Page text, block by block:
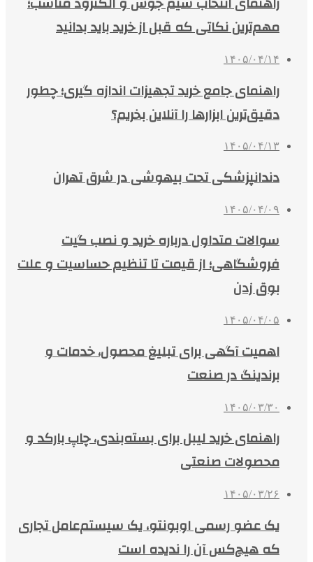
مهم‌ترین نکاتی که قبل از خرید باید بدانید
۱۴۰۵/۰۴/۱۴
راهنمای جامع خرید تجهیزات اندازه گیری؛ چطور
دقیق‌ترین ابزارها را آنلاین بخریم؟
۱۴۰۵/۰۴/۱۳
دندانپزشکی تحت بیهوشی در شرق تهران
۱۴۰۵/۰۴/۰۹
سوالات متداول درباره خرید و نصب گیت
فروشگاهی؛ از قیمت تا تنظیم حساسیت و علت
بوق زدن
۱۴۰۵/۰۴/۰۵
اهمیت آگهی برای تبلیغ محصول، خدمات و
برندینگ در صنعت
۱۴۰۵/۰۳/۳۰
راهنمای خرید لیبل برای بسته‌بندی، چاپ بارکد و
محصولات صنعتی
۱۴۰۵/۰۳/۲۶
یک عضو رسمی اوبونتو، یک سیستم‌عامل تجاری
که هیچ‌کس آن را ندیده است